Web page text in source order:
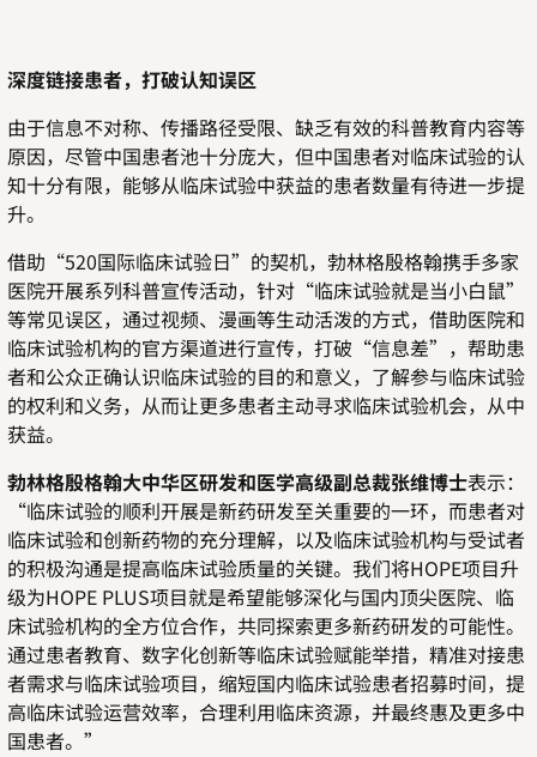
深度链接患者，打破认知误区
由于信息不对称、传播路径受限、缺乏有效的科普教育内容等
原因，尽管中国患者池十分庞大，但中国患者对临床试验的认
知十分有限，能够从临床试验中获益的患者数量有待进一步提
升。
借助“520国际临床试验日”的契机，勃林格殷格翰携手多家
医院开展系列科普宣传活动，针对“临床试验就是当小白鼠”
等常见误区，通过视频、漫画等生动活泼的方式，借助医院和
临床试验机构的官方渠道进行宣传，打破“信息差”，帮助患
者和公众正确认识临床试验的目的和意义，了解参与临床试验
的权利和义务，从而让更多患者主动寻求临床试验机会，从中
获益。
勃林格殷格翰大中华区研发和医学高级副总裁张维博士表示：
“临床试验的顺利开展是新药研发至关重要的一环，而患者对
临床试验和创新药物的充分理解，以及临床试验机构与受试者
的积极沟通是提高临床试验质量的关键。我们将HOPE项目升
级为HOPE PLUS项目就是希望能够深化与国内顶尖医院、临
床试验机构的全方位合作，共同探索更多新药研发的可能性。
通过患者教育、数字化创新等临床试验赋能举措，精准对接患
者需求与临床试验项目，缩短国内临床试验患者招募时间，提
高临床试验运营效率，合理利用临床资源，并最终惠及更多中
国患者。”